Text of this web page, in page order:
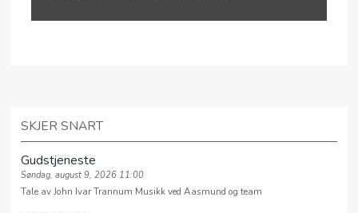
SKJER SNART
Gudstjeneste
Søndag, august 9, 2026 11:00
Tale av John Ivar Trannum Musikk ved Aasmund og team